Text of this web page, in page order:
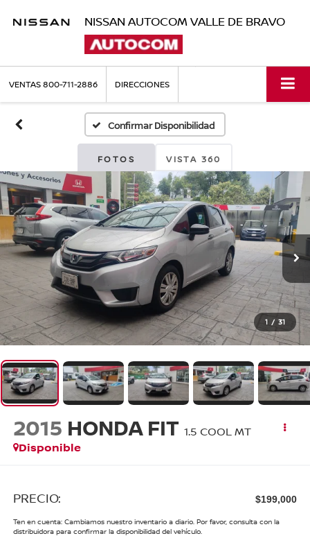
NISSAN AUTOCOM VALLE DE BRAVO
VENTAS800-711-2886 DIRECCIONES
Confirmar Disponibilidad
FOTOS VISTA 360
1 / 31
2015 HONDA FIT 1.5 COOL MT
Disponible
PRECIO: $199,000
Ten en cuenta: Cambiamos nuestro inventario a diario. Por favor, consulta con la
distribuidora para confirmar la disponibilidad del vehículo.